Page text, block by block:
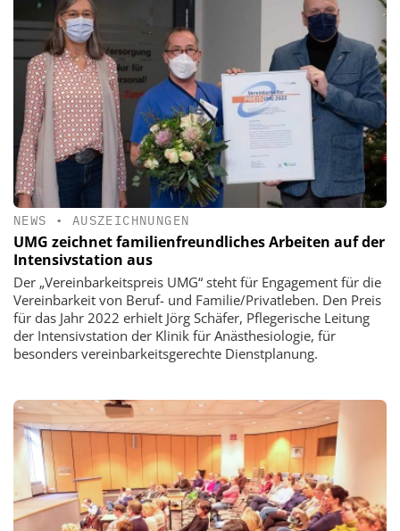
NEWS • AUSZEICHNUNGEN
UMG zeichnet familienfreundliches Arbeiten auf der
Intensivstation aus
Der „Vereinbarkeitspreis UMG“ steht für Engagement für die
Vereinbarkeit von Beruf- und Familie/Privatleben. Den Preis
für das Jahr 2022 erhielt Jörg Schäfer, Pflegerische Leitung
der Intensivstation der Klinik für Anästhesiologie, für
besonders vereinbarkeitsgerechte Dienstplanung.